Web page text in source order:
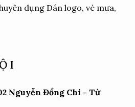
dụng Dán logo, vè mưa,
Nguyễn Đổng Chi - Từ